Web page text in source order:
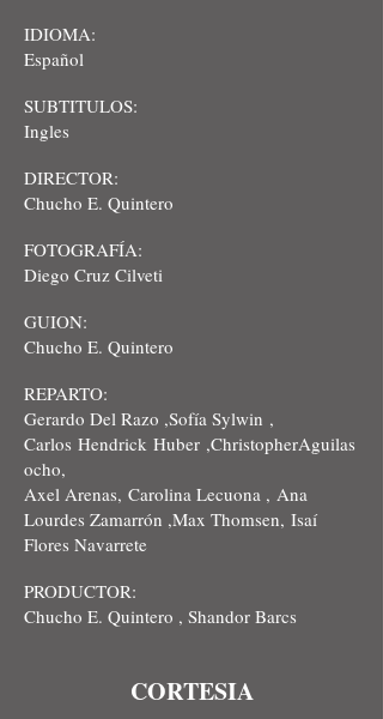
IDIOMA:
Español
SUBTITULOS:
Ingles
DIRECTOR:
Chucho E. Quintero
FOTOGRAFÍA:
Diego Cruz Cilveti
GUION:
Chucho E. Quintero
REPARTO:
Gerardo Del Razo ,Sofía Sylwin ,
Carlos Hendrick Huber ,ChristopherAguilas
ocho,
Axel Arenas, Carolina Lecuona , Ana
Lourdes Zamarrón ,Max Thomsen, Isaí
Flores Navarrete
PRODUCTOR:
Chucho E. Quintero , Shandor Barcs
CORTESIA